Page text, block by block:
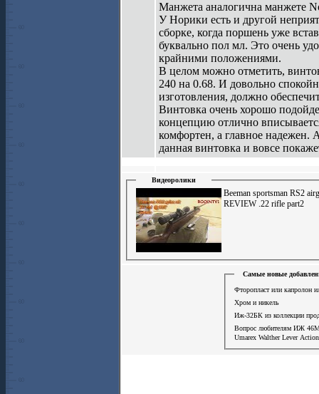
Манжета аналогична манжете
У Норики есть и другой
сборке, когда поршень уже
буквально пол мл. Это очень
крайними положениями.
В целом можно отметить,
240 на 0.68. И довольно
изготовления, должно
Винтовка очень хорошо
концепцию отлично
комфортен, а главное надежен.
данная винтовка и вовсе
Видеоролики
Beeman sportsman RS2
REVIEW .22 rifle part2
Самые новые
Фторопласт или капролон
Хром и никель
Иж-32БК из коллекции
Вопрос любителям ИЖ
Umarex Walther Lever